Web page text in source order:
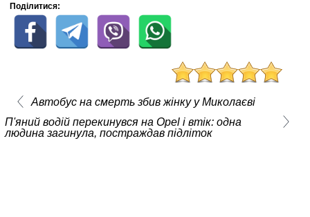
Поділитися:
Автобус на смерть збив жінку у Миколаєві
П'яний водій перекинувся на Opel і втік: одна
людина загинула, постраждав підліток